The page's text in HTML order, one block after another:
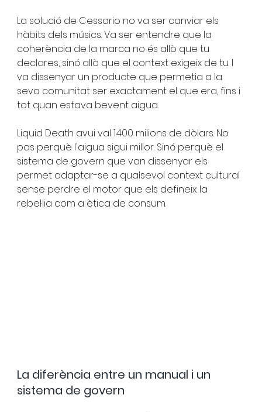
La solució de Cessario no va ser canviar els
hàbits dels músics. Va ser entendre que la
coherència de la marca no és allò que tu
declares, sinó allò que el context exigeix de tu. I
va dissenyar un producte que permetia a la
seva comunitat ser exactament el que era, fins i
tot quan estava bevent aigua.
Liquid Death avui val 1.400 milions de dòlars. No
pas perquè l'aigua sigui millor. Sinó perquè el
sistema de govern que van dissenyar els
permet adaptar-se a qualsevol context cultural
sense perdre el motor que els defineix: la
rebel·lia com a ètica de consum.
La diferència entre un manual i un
sistema de govern